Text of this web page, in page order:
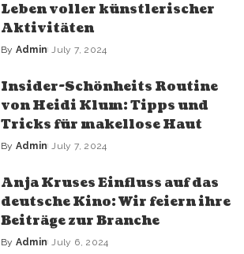
Leben voller künstlerischer
Aktivitäten
By Admin July 7, 2024
Insider-Schönheits Routine
von Heidi Klum: Tipps und
Tricks für makellose Haut
By Admin July 7, 2024
Anja Kruses Einfluss auf das
deutsche Kino: Wir feiern ihre
Beiträge zur Branche
By Admin July 6, 2024